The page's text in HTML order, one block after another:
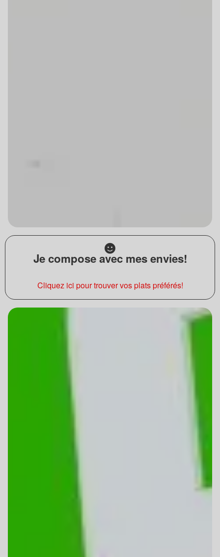
Je compose avec mes envies!
Cliquez ici pour trouver vos plats préférés!